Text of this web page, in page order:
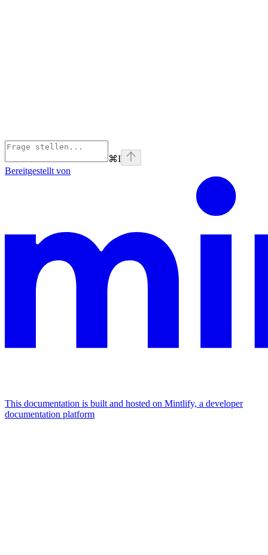
⌘I
Bereitgestellt von
This documentation is built and hosted on Mintlify, a developer
documentation platform